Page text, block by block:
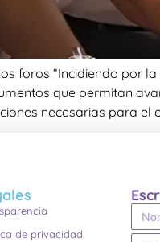
foros “Incidiendo por
que permitan
necesarias para el
de privacidad